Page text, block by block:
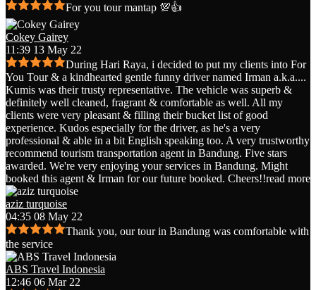
For you tour mantap 💯👍
Cokey Gairey
11:39 13 May 22
During Hari Raya, i decided to put my clients into For
You Tour & a kindhearted gentle funny driver named Irman a.k.a....
Kumis was their trusty representative. The vehicle was superb &
definitely well cleaned, fragrant & comfortable as well. All my
clients were very pleasant & filling their bucket list of good
experience. Kudos especially for the driver, as he's a very
professional & able in a bit English speaking too. A very trustworthy
recommend tourism transportation agent in Bandung. Five stars
awarded. We're very enjoying your services in Bandung. Might
booked this agent & Irman for our future booked. Cheers!!read more
aziz turquoise
04:35 08 May 22
Thank you, our tour in Bandung was comfortable with
the service
ABS Travel Indonesia
12:46 06 Mar 22